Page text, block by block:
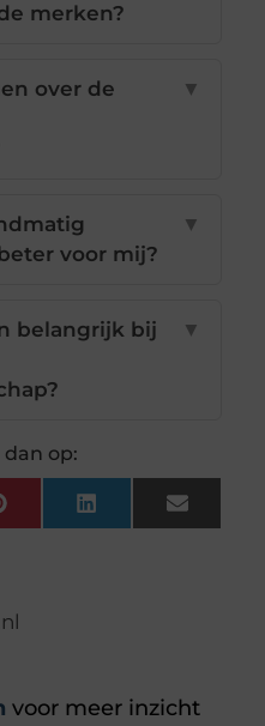
merken?
over de
▼
voor mij?
▼
belangrijk bij
▼
op:
PinterestLinkedInEmail
voor meer inzicht